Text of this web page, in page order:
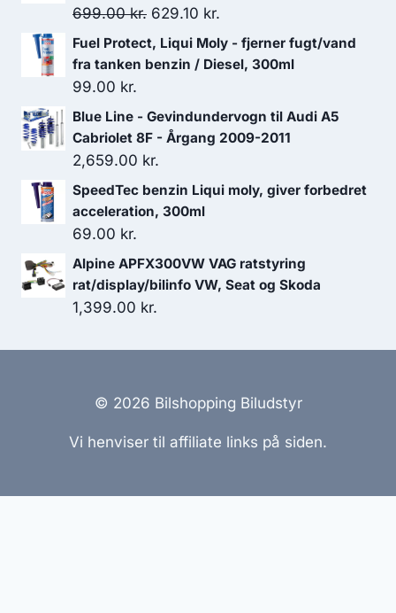
699.00kr. Den
oprindelige
pris
699.00 kr..
629.10 kr.
aktuelle
pris
629.10 kr..
Fuel Protect, Liqui Moly - fjerner fugt/vand
fra tanken benzin / Diesel, 300ml
99.00 kr.
Blue Line - Gevindundervogn til Audi A5
Cabriolet 8F - Årgang 2009-2011
2,659.00 kr.
SpeedTec benzin Liqui moly, giver forbedret
acceleration, 300ml
69.00 kr.
Alpine APFX300VW VAG ratstyring
rat/display/bilinfo VW, Seat og Skoda
1,399.00 kr.
© 2026 Bilshopping Biludstyr
Vi henviser til affiliate links på siden.